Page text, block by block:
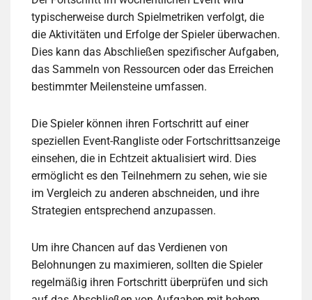
typischerweise durch Spielmetriken verfolgt, die
die Aktivitäten und Erfolge der Spieler überwachen.
Dies kann das Abschließen spezifischer Aufgaben,
das Sammeln von Ressourcen oder das Erreichen
bestimmter Meilensteine umfassen.
Die Spieler können ihren Fortschritt auf einer
speziellen Event-Rangliste oder Fortschrittsanzeige
einsehen, die in Echtzeit aktualisiert wird. Dies
ermöglicht es den Teilnehmern zu sehen, wie sie
im Vergleich zu anderen abschneiden, und ihre
Strategien entsprechend anzupassen.
Um ihre Chancen auf das Verdienen von
Belohnungen zu maximieren, sollten die Spieler
regelmäßig ihren Fortschritt überprüfen und sich